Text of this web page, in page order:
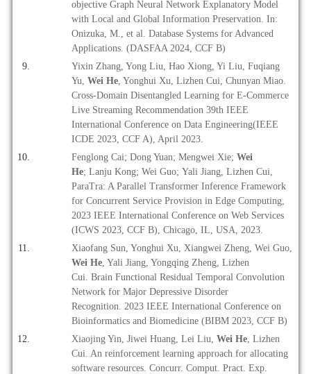
objective Graph Neural Network Explanatory Model
with Local and Global Information Preservation. In:
Onizuka, M., et al. Database Systems for Advanced
Applications. (DASFAA 2024, CCF B)
Yixin Zhang, Yong Liu, Hao Xiong, Yi Liu, Fuqiang
Yu, Wei He, Yonghui Xu, Lizhen Cui, Chunyan Miao.
Cross-Domain Disentangled Learning for E-Commerce
Live Streaming Recommendation 39th IEEE
International Conference on Data Engineering(IEEE
ICDE 2023, CCF A), April 2023.
Fenglong Cai; Dong Yuan; Mengwei Xie; Wei
He; Lanju Kong; Wei Guo; Yali Jiang, Lizhen Cui
ParaTra: A Parallel Transformer Inference Framework
for Concurrent Service Provision in Edge Computing,
2023 IEEE International Conference on Web Services
(ICWS 2023, CCF B), Chicago, IL, USA, 2023.
Xiaofang Sun, Yonghui Xu, Xiangwei Zheng, Wei Guo,
Wei He, Yali Jiang, Yongqing Zheng, Lizhen
Cui. Brain Functional Residual Temporal Convolution
Network for Major Depressive Disorder
Recognition
2023 IEEE International Conference on
Bioinformatics and Biomedicine (BIBM 2023, CCF B)
Xiaojing Yin, Jiwei Huang, Lei Liu, Wei He, Lizhen
Cui. An reinforcement learning approach for allocating
software resources. Concurr. Comput. Pract. Exp.